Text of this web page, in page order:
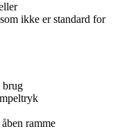
ikke er standard for
brug
ramme